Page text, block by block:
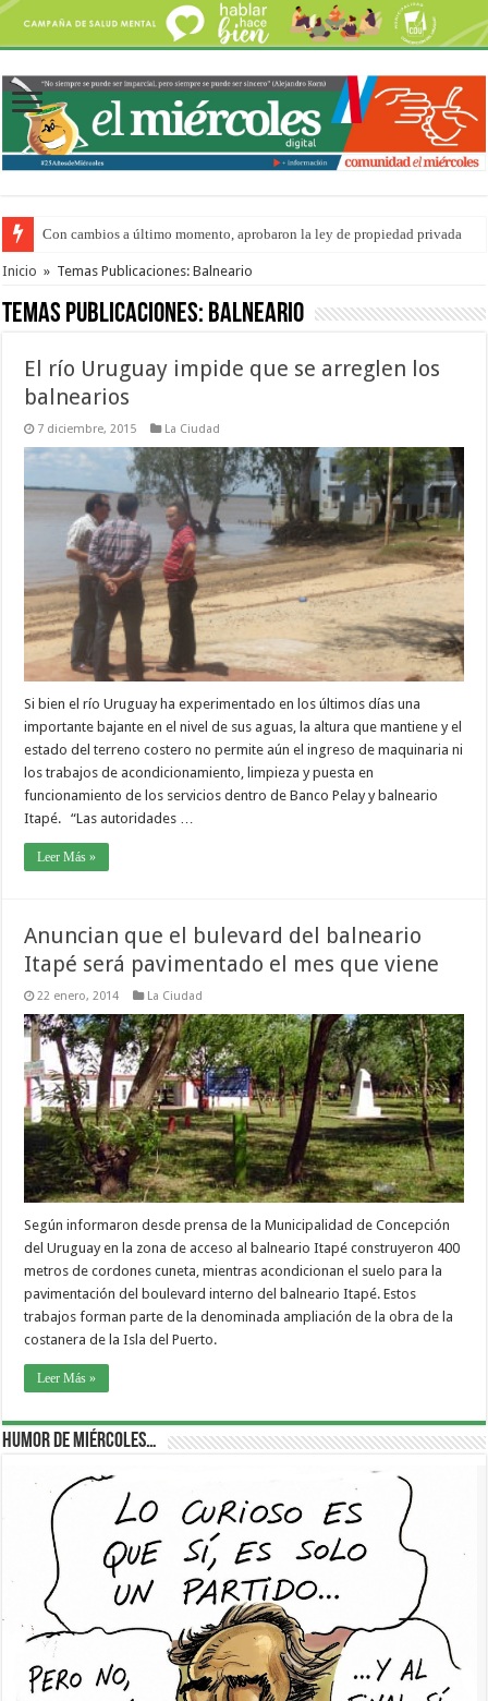
Con cambios a último momento, aprobaron la ley de propiedad privada
Adopción en Entre Ríos: el 35% de los 90 niños, niñas y adolescentes que
Inicio » Temas Publicaciones: Balneario
Temas Publicaciones: Balneario
El río Uruguay impide que se arreglen los
balnearios
7 diciembre, 2015 La Ciudad
Si bien el río Uruguay ha experimentado en los últimos días una
importante bajante en el nivel de sus aguas, la altura que mantiene y el
estado del terreno costero no permite aún el ingreso de maquinaria ni
los trabajos de acondicionamiento, limpieza y puesta en
funcionamiento de los servicios dentro de Banco Pelay y balneario
Itapé. “Las autoridades …
Leer Más »
Anuncian que el bulevard del balneario
Itapé será pavimentado el mes que viene
22 enero, 2014 La Ciudad
Según informaron desde prensa de la Municipalidad de Concepción
del Uruguay en la zona de acceso al balneario Itapé construyeron 400
metros de cordones cuneta, mientras acondicionan el suelo para la
pavimentación del boulevard interno del balneario Itapé. Estos
trabajos forman parte de la denominada ampliación de la obra de la
costanera de la Isla del Puerto.
Leer Más »
Humor de Miércoles…